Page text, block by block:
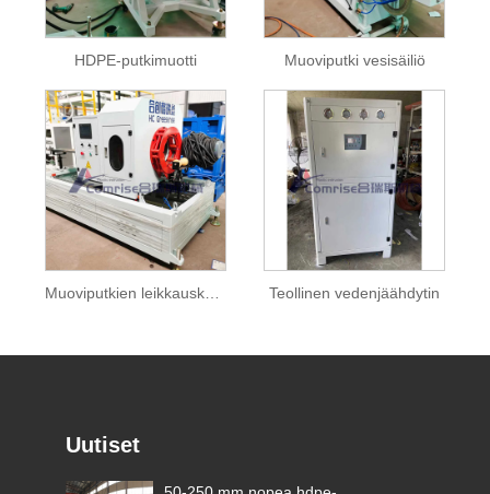
HDPE-putkimuotti Muoviputki vesisäiliö
Muoviputkien leikkauskone Teollinen vedenjäähdytin
Uutiset